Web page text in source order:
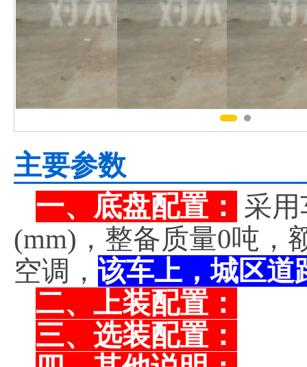
主要参数
一、底盘配置：
采
(mm)，整备质量0吨，
空调， 该车上，城区道
二、上装配置：
三、选装配置：